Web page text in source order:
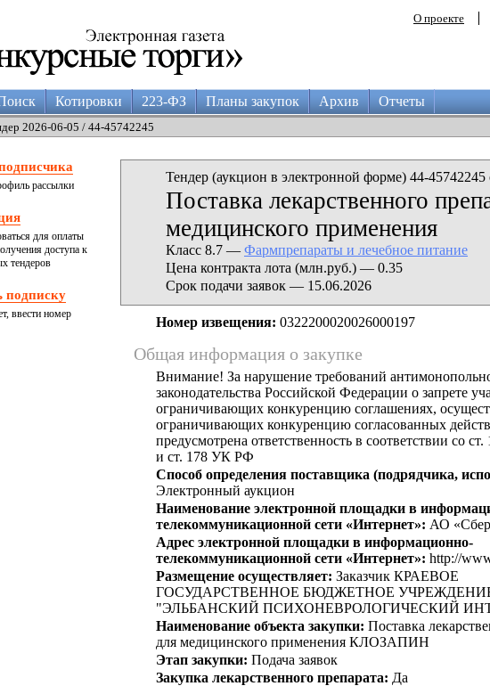
О проекте
Котировки 223-ФЗ Планы закупок Архив Отчеты
2026-06-05 / 44-45742245
рассылки
для оплаты
доступа к
тендеров
подписку
ввести номер
Тендер (аукцион в электронной форме) 44-45742245
Поставка лекарственного
медицинского применения
Класс 8.7 — Фармпрепараты и лечебное питание
Цена контракта лота (млн.руб.) — 0.35
Срок подачи заявок — 15.06.2026
Номер извещения: 0322200020026000197
Общая информация о закупке
Внимание! За нарушение требований
законодательства Российской Федерации о запрете
ограничивающих конкуренцию соглашениях,
ограничивающих конкуренцию согласованных
предусмотрена ответственность в соответствии со
и ст. 178 УК РФ
Способ определения поставщика (подрядчика,
Электронный аукцион
Наименование электронной площадки в
телекоммуникационной сети «Интернет»: АО
Адрес электронной площадки в информационно-
телекоммуникационной сети «Интернет»: http://
Размещение осуществляет: Заказчик КРАЕВОЕ
ГОСУДАРСТВЕННОЕ БЮДЖЕТНОЕ
"ЭЛЬБАНСКИЙ ПСИХОНЕВРОЛОГИЧЕСКИЙ
Наименование объекта закупки: Поставка
для медицинского применения КЛОЗАПИН
Этап закупки: Подача заявок
Закупка лекарственного препарата: Да